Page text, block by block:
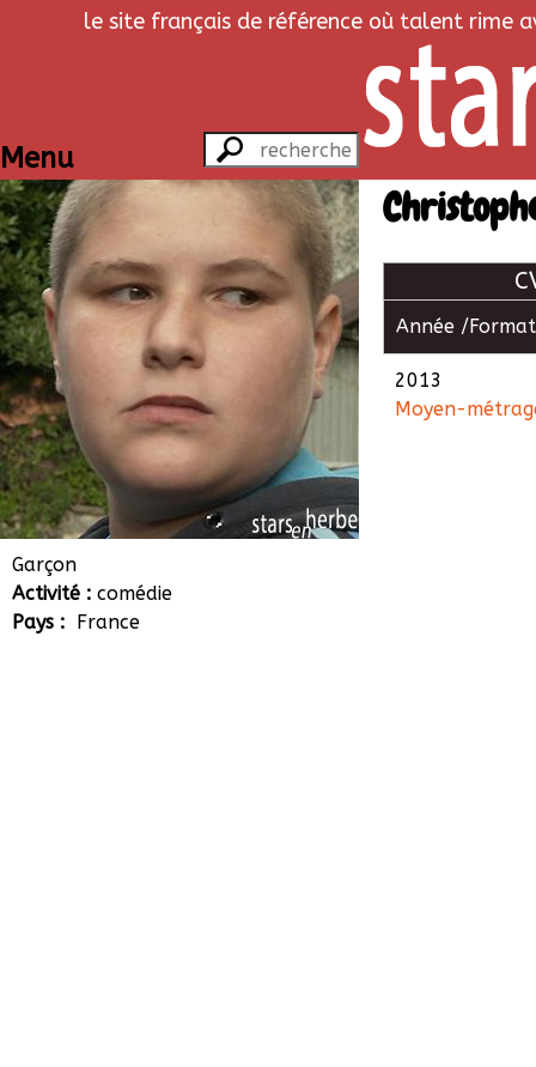
le site français de référence où talent rime
Menu
Christophe Bergerot
Garçon
Activité : comédie
Pays : France
Année / Format
2013
Moyen-